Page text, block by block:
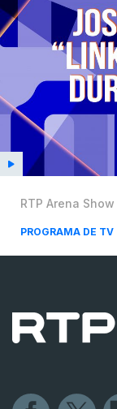
RTP Arena
PROGRAMA DE TV